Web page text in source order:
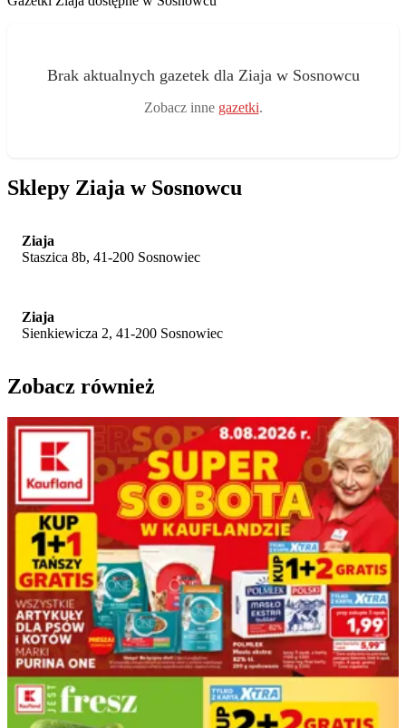
Brak aktualnych gazetek dla Ziaja w Sosnowcu
Zobacz inne gazetki.
Sklepy Ziaja w Sosnowcu
Ziaja
Staszica 8b, 41-200 Sosnowiec
Ziaja
Sienkiewicza 2, 41-200 Sosnowiec
Zobacz również